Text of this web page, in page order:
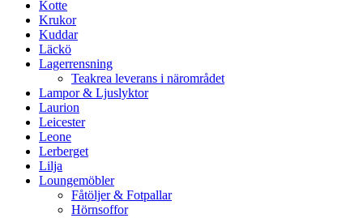
Kotte
Krukor
Kuddar
Läckö
Lagerrensning
Teakrea leverans i närområdet
Lampor & Ljuslyktor
Laurion
Leicester
Leone
Lerberget
Lilja
Loungemöbler
Fåtöljer & Fotpallar
Hörnsoffor